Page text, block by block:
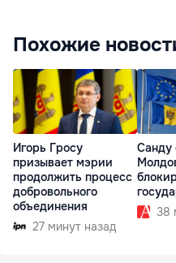
Похожие
Игорь Гросу
призывает мэрии
продолжить процесс
добровольного
объединения
27 минут назад
Санду
38